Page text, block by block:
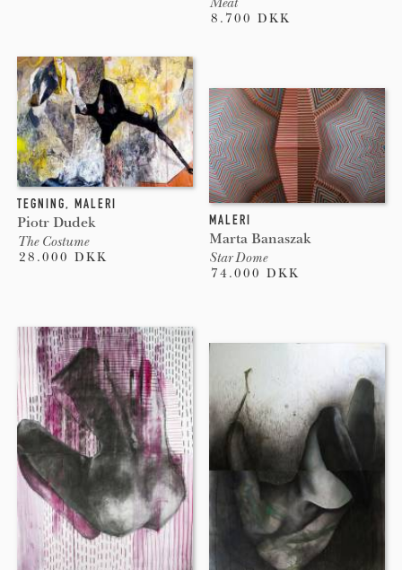
TEGNING, MALERI
Piotr Dudek
The Costume
28.000 DKK
8.700 DKK
MALERI
Marta Banaszak
Star Dome
74.000 DKK